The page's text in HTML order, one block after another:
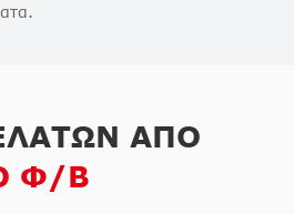
ΑΠΟ
Φ/Β